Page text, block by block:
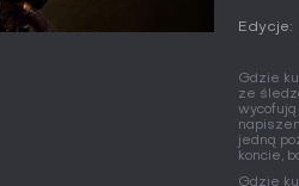
Edycje:
Gdzie
ze
jedną
koncie,
Gdzie